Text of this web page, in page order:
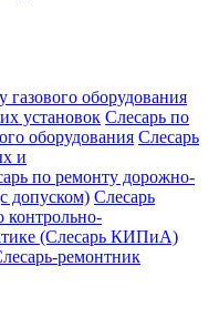
газового оборудования
установок Слесарь по
оборудования Слесарь
и
по ремонту дорожно-
допуском) Слесарь
контрольно-
(Слесарь КИПиА)
ремонтник